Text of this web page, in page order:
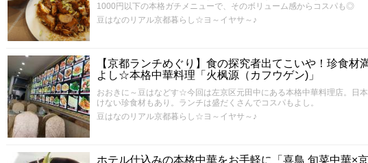
1000円以下の本格ガチメニューで、そのボリューム感からコスパも◎
豆はなのリアル京都暮らし☆ヨ～イヤサ～♪
【京都ランチめぐり】食の探究者出てこいや！珍食材
よし☆本格中華料理「火枫源（カフウゲン)」
おおきに～豆はなどす☆今回は左京区元田中にある本格中華料理店。日
けない珍食材もあり。ランチは盛だくさんでコスパもよし。
豆はなのリアル京都暮らし☆ヨ～イヤサ～♪
ホテル仕込みの本格中華をお手軽に「喜鳥 旬菜中華×